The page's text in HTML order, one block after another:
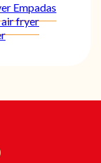
Empadas
air fryer